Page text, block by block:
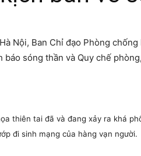
Nội, Ban Chỉ đạo Phòng
sóng thần và Quy chế
thiên tai đã và đang xảy ra khá
đi sinh mạng của hàng vạn người.